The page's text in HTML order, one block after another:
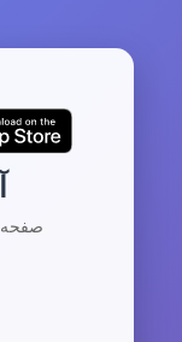
صفحه 1 از 343 | مجموع 3424 آرشیو